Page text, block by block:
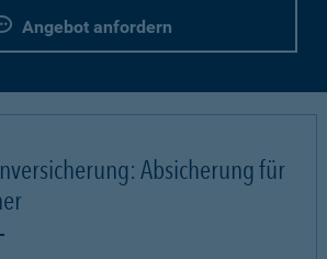
Angebot anfordern
Absicherung für